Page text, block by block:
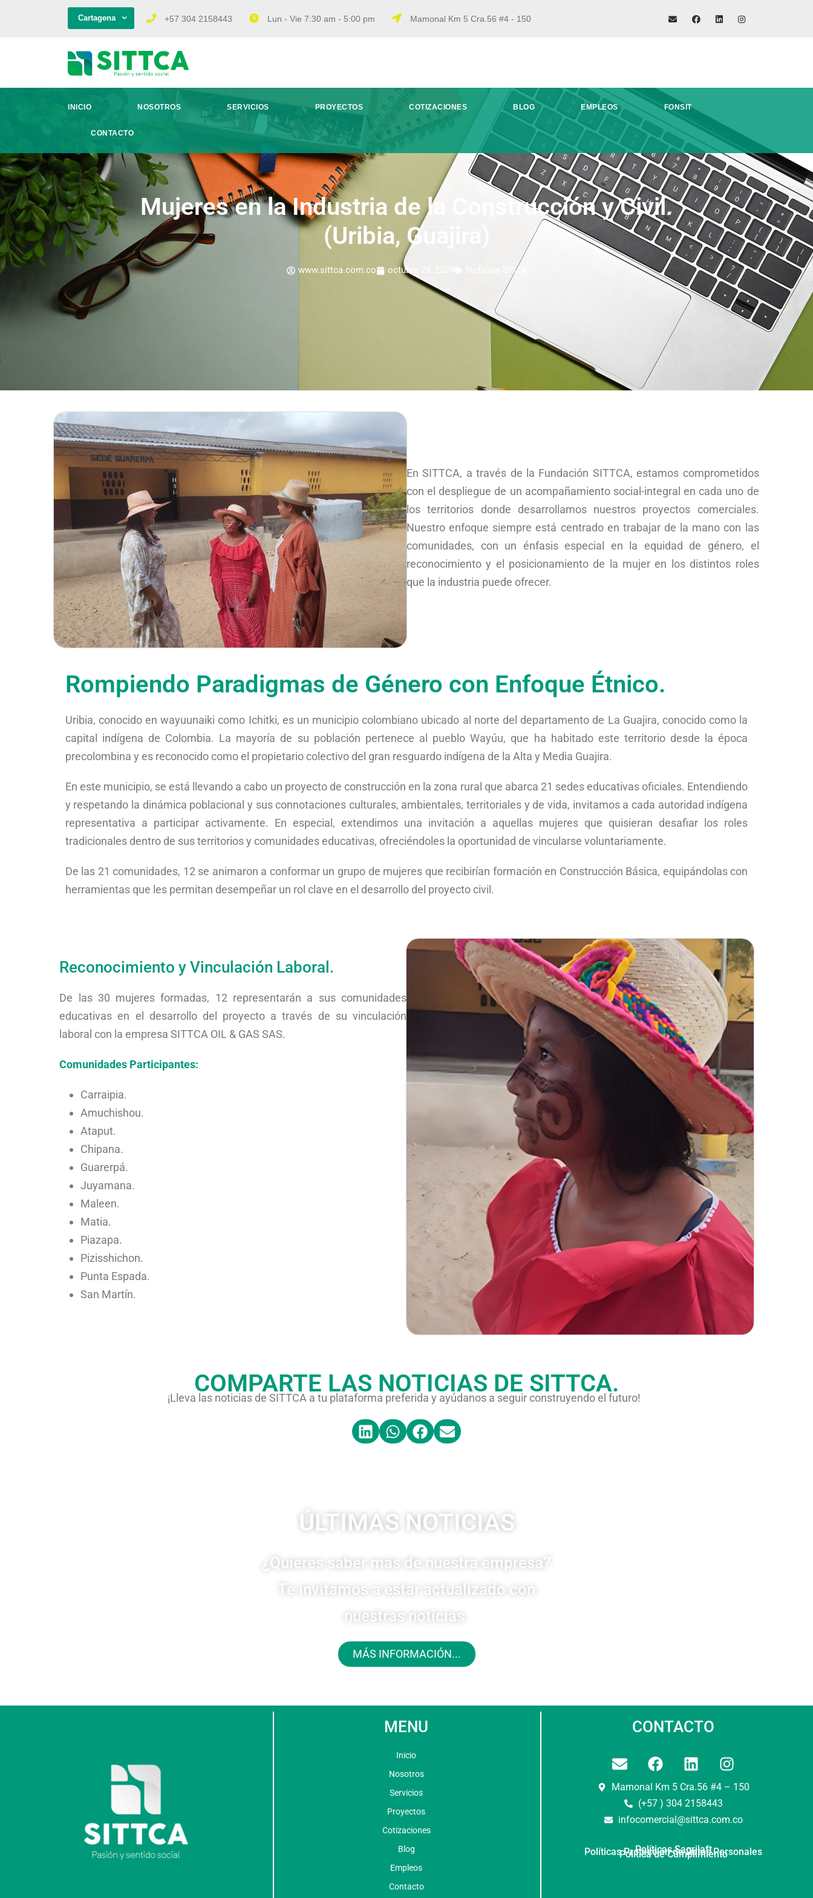
Cartagena +57 304 2158443 Lun - Vie 7:30 am - 5:00 pm Mamonal Km 5 Cra.56 #4 - 150
INICIO NOSOTROS SERVICIOS PROYECTOS COTIZACIONES BLOG EMPLEOS FONSIT
CONTACTO
Mujeres en la Industria de la Construcción y Civil.
(Uribia, Guajira)
www.sittca.com.co octubre 28, 2024 Noticias Sittca
En SITTCA, a través de la Fundación SITTCA, estamos comprometidos
con el despliegue de un acompañamiento social-integral en cada uno de
los territorios donde desarrollamos nuestros proyectos comerciales.
Nuestro enfoque siempre está centrado en trabajar de la mano con las
comunidades, con un énfasis especial en la equidad de género, el
reconocimiento y el posicionamiento de la mujer en los distintos roles
que la industria puede ofrecer.
Rompiendo Paradigmas de Género con Enfoque Étnico.
Uribia, conocido en wayuunaiki como Ichitki, es un municipio colombiano ubicado al norte del departamento de La Guajira, conocido como la
capital indígena de Colombia. La mayoría de su población pertenece al pueblo Wayúu, que ha habitado este territorio desde la época
precolombina y es reconocido como el propietario colectivo del gran resguardo indígena de la Alta y Media Guajira.
En este municipio, se está llevando a cabo un proyecto de construcción en la zona rural que abarca 21 sedes educativas oficiales. Entendiendo
y respetando la dinámica poblacional y sus connotaciones culturales, ambientales, territoriales y de vida, invitamos a cada autoridad indígena
representativa a participar activamente. En especial, extendimos una invitación a aquellas mujeres que quisieran desafiar los roles
tradicionales dentro de sus territorios y comunidades educativas, ofreciéndoles la oportunidad de vincularse voluntariamente.
De las 21 comunidades, 12 se animaron a conformar un grupo de mujeres que recibirían formación en Construcción Básica, equipándolas con
herramientas que les permitan desempeñar un rol clave en el desarrollo del proyecto civil.
Reconocimiento y Vinculación Laboral.
De las 30 mujeres formadas, 12 representarán a sus comunidades
educativas en el desarrollo del proyecto a través de su vinculación
laboral con la empresa SITTCA OIL & GAS SAS.
Comunidades Participantes:
Carraipia.
Amuchishou.
Ataput.
Chipana.
Guarerpá.
Juyamana.
Maleen.
Matia.
Piazapa.
Pizisshichon.
Punta Espada.
San Martín.
COMPARTE LAS NOTICIAS DE SITTCA.
¡Lleva las noticias de SITTCA a tu plataforma preferida y ayúdanos a seguir construyendo el futuro!
ÚLTIMAS NOTICIAS
¿Quieres saber más de nuestra empresa?
Te invitamos a estar actualizado con
nuestras noticias.
MÁS INFORMACIÓN...
MENU
Inicio
Nosotros
Servicios
Proyectos
Cotizaciones
Blog
Empleos
Contacto
CONTACTO
Mamonal Km 5 Cra.56 #4 – 150
(+57 ) 304 2158443
infocomercial@sittca.com.co
Políticas Sagrilaft
Políticas Protección de Datos Personales
Política de Cumplimiento